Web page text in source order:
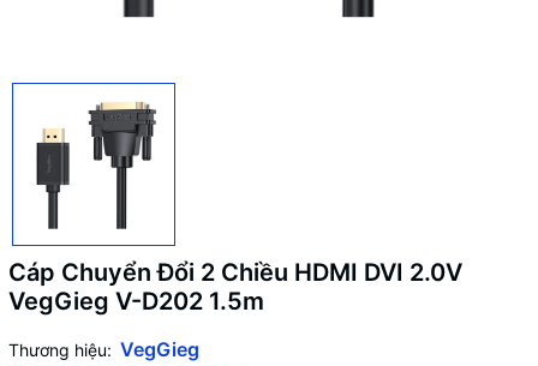
Cáp Chuyển Đổi 2 Chiều HDMI DVI 2.0V
VegGieg V-D202 1.5m
Thương hiệu: VegGieg